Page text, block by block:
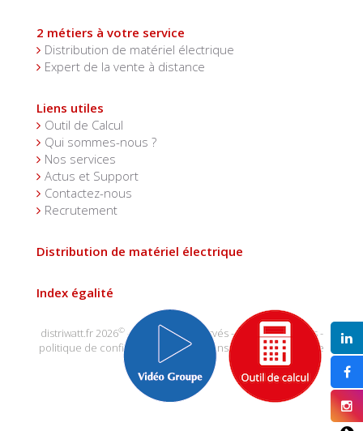
2 métiers à votre service
Distribution de matériel électrique
Expert de la vente à distance
Liens utiles
Outil de Calcul
Qui sommes-nous ?
Nos services
Actus et Support
Contactez-nous
Recrutement
Distribution de matériel électrique
Index égalité
distriwatt.fr 2026©- tous droits réservés -mentions légales-
politique de confidentialité
conditions générales de vente